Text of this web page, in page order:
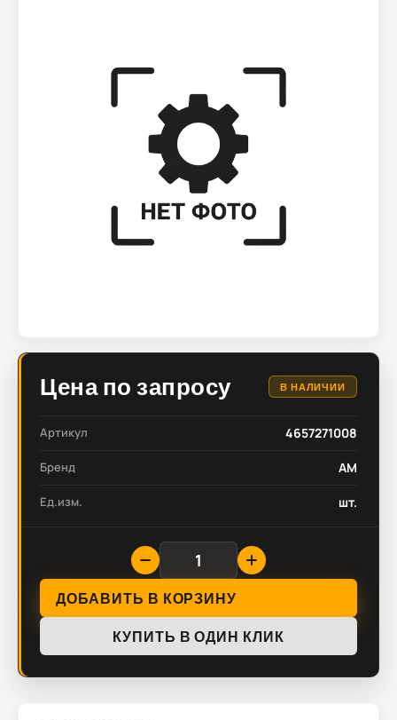
Цена по запросу В НАЛИЧИИ
Артикул 4657271008
Бренд AM
Ед.изм. шт.
ДОБАВИТЬ В КОРЗИНУ
КУПИТЬ В ОДИН КЛИК